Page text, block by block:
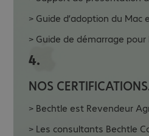
> Guide d’adoption du Mac
> Guide de démarrage
4.
NOS
> Bechtle est Revendeur
> Les consultants Bechtle